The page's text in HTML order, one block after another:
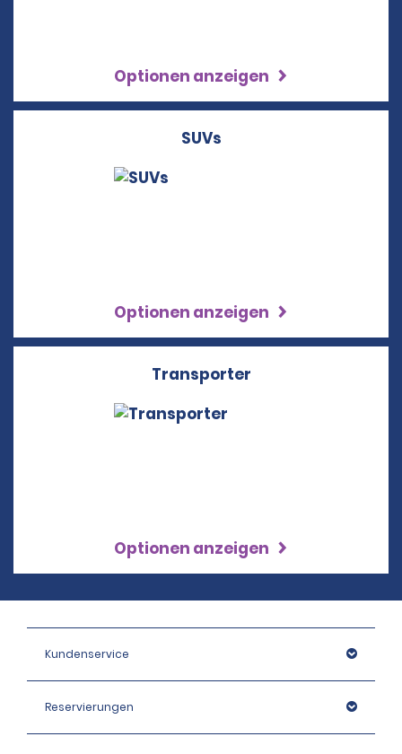
Optionen anzeigen
SUVs
Optionen anzeigen
Transporter
Optionen anzeigen
Kundenservice
Reservierungen